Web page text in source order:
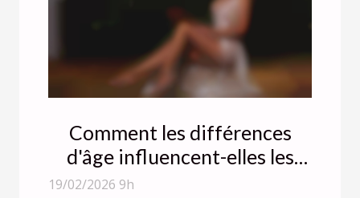
Comment les différences
d'âge influencent-elles les
relations amoureuses ?
19/02/2026 9h